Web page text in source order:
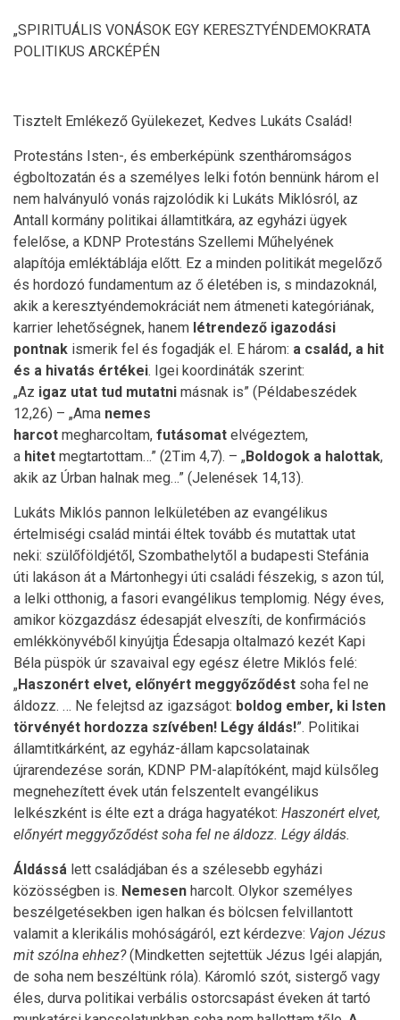
„SPIRITUÁLIS VONÁSOK EGY KERESZTYÉNDEMOKRATA
POLITIKUS ARCKÉPÉN
Tisztelt Emlékező Gyülekezet, Kedves Lukáts Család!
Protestáns Isten-, és emberképünk szentháromságos
égboltozatán és a személyes lelki fotón bennünk három el
nem halványuló vonás rajzolódik ki Lukáts Miklósról, az
Antall kormány politikai államtitkára, az egyházi ügyek
felelőse, a KDNP Protestáns Szellemi Műhelyének
alapítója emléktáblája előtt. Ez a minden politikát megelőző
és hordozó fundamentum az ő életében is, s mindazoknál,
akik a keresztyéndemokráciát nem átmeneti kategóriának,
karrier lehetőségnek, hanem létrendező igazodási
pontnak ismerik fel és fogadják el. E három: a család, a hit
és a hivatás értékei. Igei koordináták szerint:
„Az igaz utat tud mutatni másnak is” (Példabeszédek
12,26) – „Ama nemes
harcot megharcoltam, futásomat elvégeztem,
a hitet megtartottam…” (2Tim 4,7). – „Boldogok a halottak,
akik az Úrban halnak meg…” (Jelenések 14,13).
Lukáts Miklós pannon lelkületében az evangélikus
értelmiségi család mintái éltek tovább és mutattak utat
neki: szülőföldjétől, Szombathelytől a budapesti Stefánia
úti lakáson át a Mártonhegyi úti családi fészekig, s azon túl,
a lelki otthonig, a fasori evangélikus templomig. Négy éves,
amikor közgazdász édesapját elveszíti, de konfirmációs
emlékkönyvéből kinyújtja Édesapja oltalmazó kezét Kapi
Béla püspök úr szavaival egy egész életre Miklós felé:
„Haszonért elvet, előnyért meggyőződést soha fel ne
áldozz. … Ne felejtsd az igazságot: boldog ember, ki Isten
törvényét hordozza szívében! Légy áldás!”. Politikai
államtitkárként, az egyház-állam kapcsolatainak
újrarendezése során, KDNP PM-alapítóként, majd külsőleg
megnehezített évek után felszentelt evangélikus
lelkészként is élte ezt a drága hagyatékot: Haszonért elvet,
előnyért meggyőződést soha fel ne áldozz. Légy áldás.
Áldássá lett családjában és a szélesebb egyházi
közösségben is. Nemesen harcolt. Olykor személyes
beszélgetésekben igen halkan és bölcsen felvillantott
valamit a klerikális mohóságáról, ezt kérdezve: Vajon Jézus
mit szólna ehhez?(Mindketten sejtettük Jézus Igéi alapján,
de soha nem beszéltünk róla). Káromló szót, sistergő vagy
éles, durva politikai verbális ostorcsapást éveken át tartó